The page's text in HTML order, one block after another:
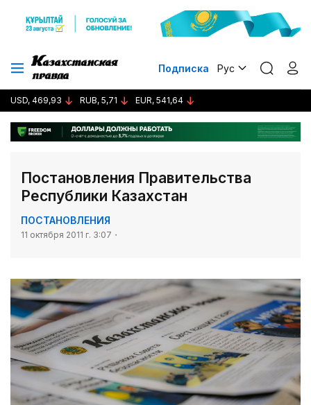
Подписка Рус
USD, 469,93 RUB, 5,71 EUR, 541,64
Постановления Правительства
Республики Казахстан
ПОСТАНОВЛЕНИЯ
11 октября 2011 г. 3:07